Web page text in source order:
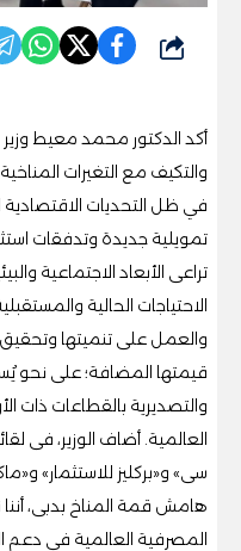
شارك
أكد الدكتور محمد معيط وزير
والتكيف مع التغيرات
في ظل التحديات الاقتصادية
تمويلية جديدة وتدفقات
تراعى الأبعاد الاجتماعية
الاحتياجات الحالية
والعمل على تنميتها وتحقيق
قيمتها المضافة؛ على نحو
والتصديرية بالقطاعات ذات
العالمية. أضاف الوزير، فى
سى» و«بركليز للاستثمار»
هامش قمة المناخ بدبى،
المصرفية العالمية في دعم